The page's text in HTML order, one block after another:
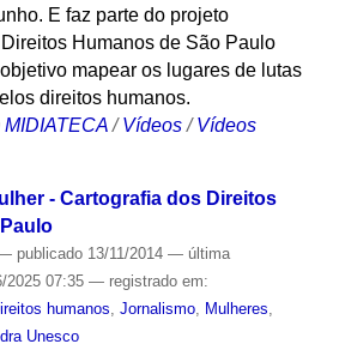
E faz parte do projeto
Humanos de São Paulo
mapear os lugares de lutas
direitos humanos.
MIDIATECA /Vídeos /Vídeos
- Cartografia dos Direitos
publicado13/11/2014 — última
2025 07:35 — registrado em:
humanos, Jornalismo, Mulheres,
Unesco